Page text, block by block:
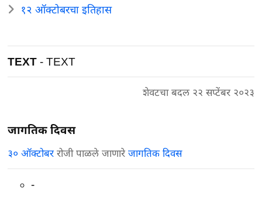
१२ ऑक्टोबरचा इतिहास
TEXT - TEXT
शेवटचा बदल २२ सप्टेंबर २०२३
जागतिक दिवस
३० ऑक्टोबररोजी पाळले जाणारेजागतिक दिवस
-